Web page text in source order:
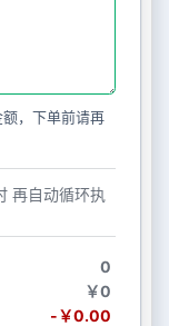
，下单前请再
再自动循环执
0
￥0
-￥0.00